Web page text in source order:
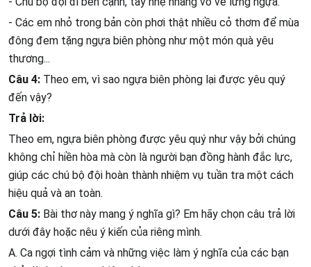
- Các em nhỏ trong bản còn phơi thật nhiều cỏ thơm để mùa
đông đem tặng ngựa biên phòng như một món quà yêu
thương...
Câu 4: Theo em, vì sao ngựa biên phòng lại được yêu quý
đến vậy?
Trả lời:
Theo em, ngựa biên phòng được yêu quý như vậy bởi chúng
không chỉ hiền hòa mà còn là người bạn đồng hành đắc lực,
giúp các chú bộ đội hoàn thành nhiệm vụ tuần tra một cách
hiệu quả và an toàn.
Câu 5: Bài thơ này mang ý nghĩa gì? Em hãy chọn câu trả lời
dưới đây hoặc nêu ý kiến của riêng mình.
A. Ca ngợi tình cảm và những việc làm ý nghĩa của các bạn